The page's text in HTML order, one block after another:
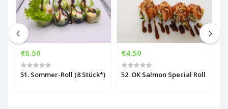
€6.50
51. Sommer-Roll (8 Stück*)
€4.50
52. OK Salmon Special Roll